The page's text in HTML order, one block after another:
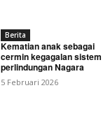
Berita
Kematian anak sebagai
cermin kegagalan sistem
perlindungan Nagara
5 Februari 2026